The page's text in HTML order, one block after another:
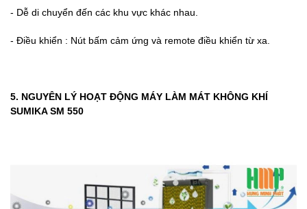
- Dễ di chuyển đến các khu vực khác nhau.
- Điều khiển : Nút bấm cảm ứng và remote điều khiển từ xa.
5. NGUYÊN LÝ HOẠT ĐỘNG MÁY LÀM MÁT KHÔNG KHÍ
SUMIKA SM 550